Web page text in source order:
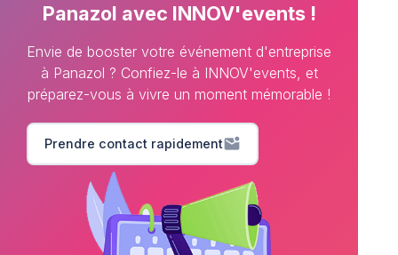
Panazol avec INNOV'events !
Envie de booster votre événement d'entreprise
à Panazol ? Confiez-le à INNOV'events, et
préparez-vous à vivre un moment mémorable !
Prendre contact rapidementmark_email_unread